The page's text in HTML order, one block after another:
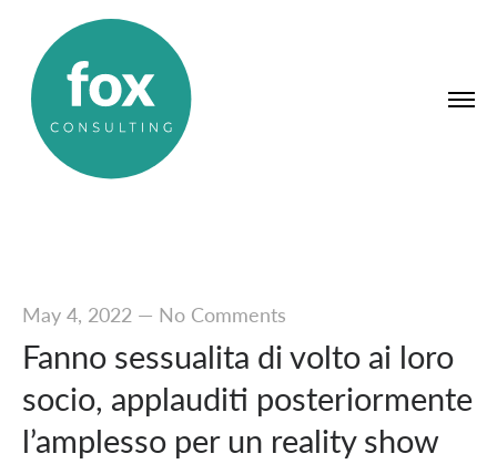
May 4, 2022— No Comments
Fanno sessualita di volto ai loro
socio, applauditi posteriormente
l’amplesso per un reality show